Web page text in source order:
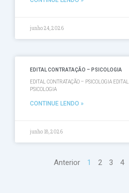
junho 24, 2026
EDITAL CONTRATAÇÃO – PSICOLOGIA
EDITAL CONTRATAÇÃO – PSICOLOGIA
PSICOLOGIA
CONTINUE LENDO »
junho 18, 2026
Anterior 1 2 3 4